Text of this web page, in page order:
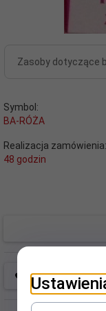
Zasoby dotyczące
Symbol:
BA-RÓŻA
Realizacja zamówienia:
48 godzin